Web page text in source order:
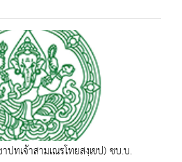
ทเจ้าสามเณรโทยสงฺเขป) ชบ.บ.